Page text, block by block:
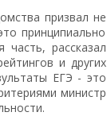
призвал не
принципиально
рассказал
и других
ЕГЭ - это
министр